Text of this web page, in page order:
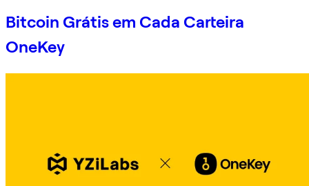
Bitcoin Grátis em Cada Carteira
OneKey